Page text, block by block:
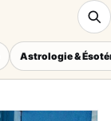
Astrologie &